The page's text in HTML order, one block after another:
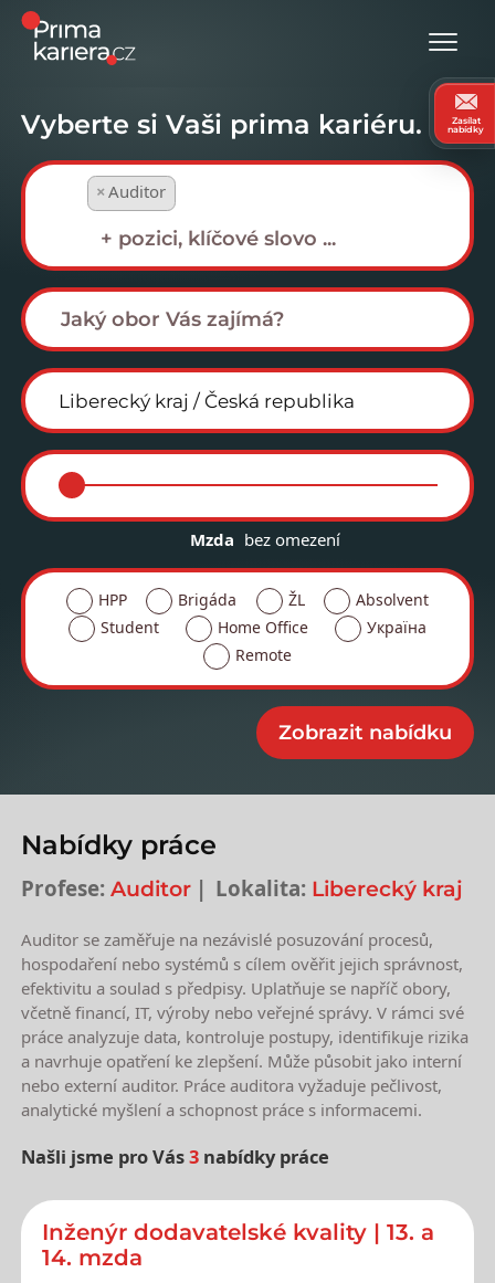
Vyberte si Vaši prima kariéru.
×Auditor
Mzda bez omezení
HPP Brigáda ŽL
Absolvent
Student
Home Office
Україна
Remote
Nabídky práce
Profese: Auditor Lokalita: Liberecký kraj
Auditor se zaměřuje na nezávislé posuzování procesů,
hospodaření nebo systémů s cílem ověřit jejich správnost,
efektivitu a soulad s předpisy. Uplatňuje se napříč obory,
včetně financí, IT, výroby nebo veřejné správy. V rámci své
práce analyzuje data, kontroluje postupy, identifikuje rizika
a navrhuje opatření ke zlepšení. Může působit jako interní
nebo externí auditor. Práce auditora vyžaduje pečlivost,
analytické myšlení a schopnost práce s informacemi.
Našli jsme pro Vás3 nabídky práce
Nejnovější nabídky práce
Inženýr dodavatelské kvality | 13. a
14. mzda
Zasílat
nabídky